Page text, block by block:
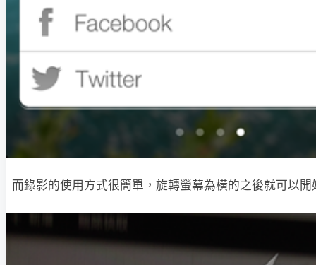
而錄影的使用方式很簡單，旋轉螢幕為橫的之後就可以開